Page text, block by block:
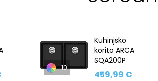
10
Kuhinjsko
korito ARCA
SQA200P
459,99 €